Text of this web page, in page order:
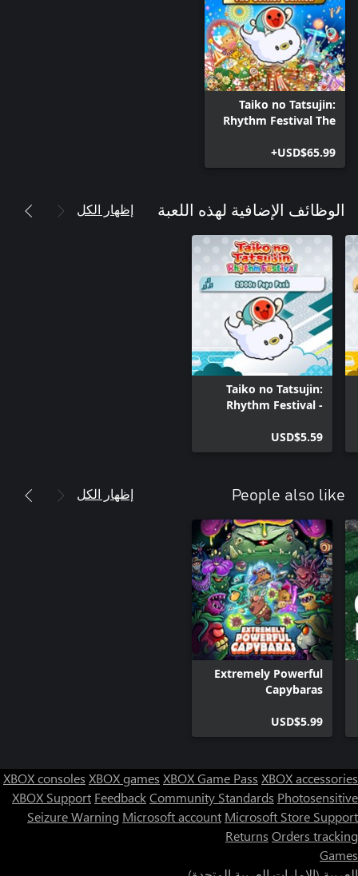
Taiko no Tatsujin:
Rhythm Festival The
USD$65.99+
الوظائف الإضافية لهذه اللعبة إظهار الكل
Taiko no Tatsujin:
Rhythm Festival -
USD$5.59
People also like إظهار الكل
Extremely Powerful
Capybaras
USD$5.99
XBOX consoles XBOX games XBOX Game Pass XBOX accessories
XBOX Support FeedbackCommunity Standards Photosensitive
Seizure Warning Microsoft account Microsoft Store Support
Returns Orders tracking
Games